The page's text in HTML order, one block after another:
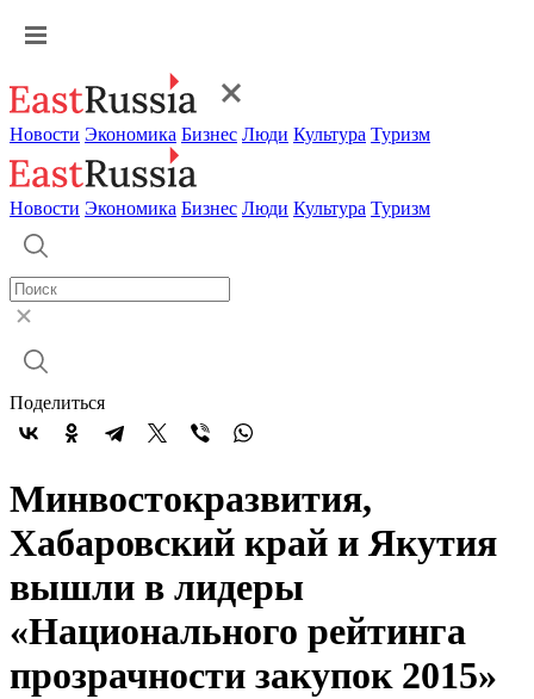
Новости Экономика Бизнес Люди Культура Туризм
Новости Экономика Бизнес Люди Культура Туризм
Поделиться
Минвостокразвития,
Хабаровский край и Якутия
вышли в лидеры
«Национального рейтинга
прозрачности закупок 2015»